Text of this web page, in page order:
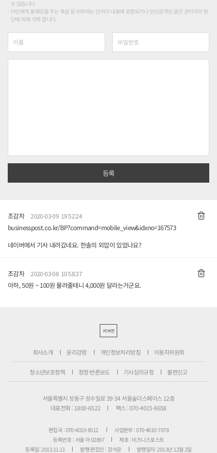
수 있습니다.
타인에게 불쾌감을 주는 욕설 등 비하하는 단어가 내용에 포함되거나 인신공격성 글은 관리자의 판
단에 의해 삭제 합니다.
조감자 2020-03-09 19:52:24
businesspost.co.kr/BP?command=mobile_view&idxno=167573
네이버에서 기사 내려갔네요. 한솔의 외압이 있었나요?
조감자 2020-03-08 10:58:37
아하, 50원 ~ 100원 물려줄테니 4,000원 달라는거군요.
PC버전
회사소개 윤리강령 개인정보처리방침 이용자위원회
청소년보호정책 정정·반론보도 기사심의규정 불편신고
서울특별시 성동구 성수일로 39-34 서울숲더스페이스 12층
대표전화 : 1800-6522
팩스 : 070-4015-8658
편집국 : 070-4010-8512
사업본부 : 070-4010-7078
등록번호 : 서울 아 02897
제호 : 비즈니스포스트
등록일: 2013.11.13
발행·편집인 : 강석운 발행일자: 2013년 12월 2일